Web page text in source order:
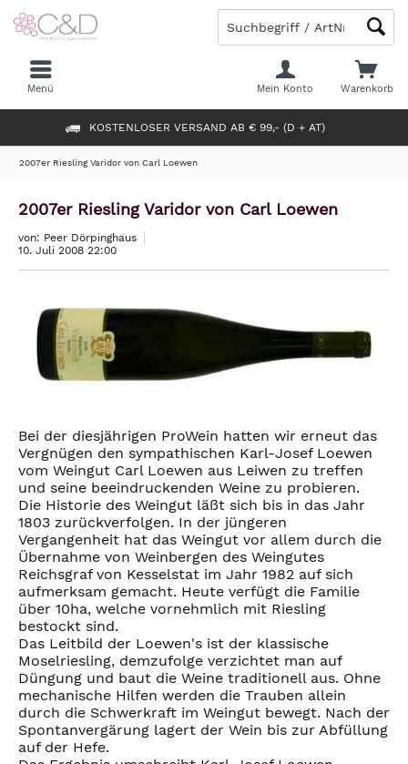
KOSTENLOSER VERSAND AB € 99,- (D + AT)
Warenkorb
Mein Konto
Menü
2007er Riesling Varidor von Carl Loewen
2007er Riesling Varidor von Carl Loewen
von: Peer Dörpinghaus
10. Juli 2008 22:00
Bei der diesjährigen ProWein hatten wir erneut das
Vergnügen den sympathischen Karl-Josef Loewen
vom Weingut Carl Loewen aus Leiwen zu treffen
und seine beeindruckenden Weine zu probieren.
Die Historie des Weingut läßt sich bis in das Jahr
1803 zurückverfolgen. In der jüngeren
Vergangenheit hat das Weingut vor allem durch die
Übernahme von Weinbergen des Weingutes
Reichsgraf von Kesselstat im Jahr 1982 auf sich
aufmerksam gemacht. Heute verfügt die Familie
über 10ha, welche vornehmlich mit Riesling
bestockt sind.
Das Leitbild der Loewen's ist der klassische
Moselriesling, demzufolge verzichtet man auf
Düngung und baut die Weine traditionell aus. Ohne
mechanische Hilfen werden die Trauben allein
durch die Schwerkraft im Weingut bewegt. Nach der
Spontanvergärung lagert der Wein bis zur Abfüllung
auf der Hefe.